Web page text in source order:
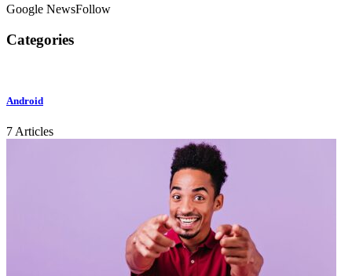
Google NewsFollow
Categories
Android
7 Articles